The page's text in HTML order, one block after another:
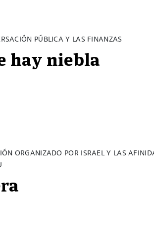
PÚBLICA Y LAS FINANZAS
hay niebla
ORGANIZADO POR ISRAEL Y LAS